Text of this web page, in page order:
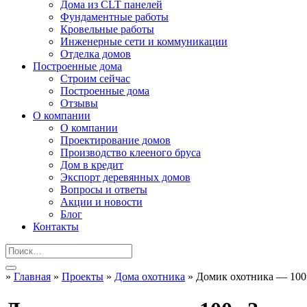
Дома из CLT панелей
Фундаментные работы
Кровельные работы
Инженерные сети и коммуникации
Отделка домов
Построенные дома
Строим сейчас
Построенные дома
Отзывы
О компании
О компании
Проектирование домов
Производство клееного бруса
Дом в кредит
Экспорт деревянных домов
Вопросы и ответы
Акции и новости
Блог
Контакты
» Главная » Проекты » Дома охотника » Домик охотника —